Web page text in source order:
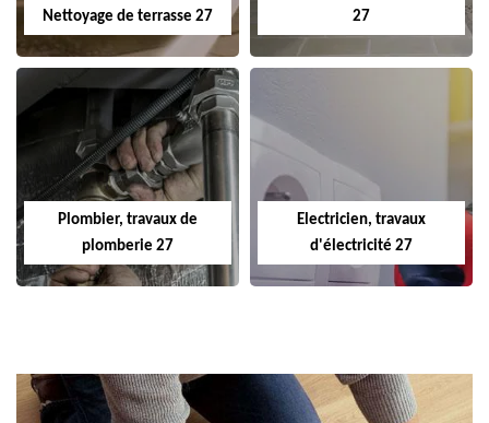
Nettoyage de terrasse 27
27
Plombier, travaux de
plomberie 27
Electricien, travaux
d'électricité 27